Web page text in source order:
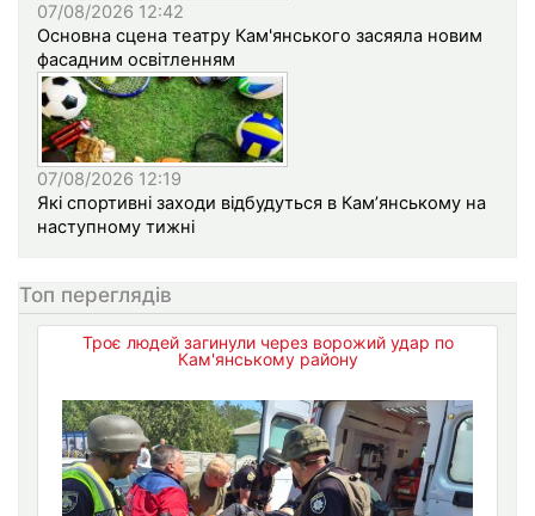
07/08/2026 12:42
Основна сцена театру Кам'янського засяяла новим
фасадним освітленням
07/08/2026 12:19
Які спортивні заходи відбудуться в Кам’янському на
наступному тижні
Топ переглядів
Троє людей загинули через ворожий удар по
Кам'янському району